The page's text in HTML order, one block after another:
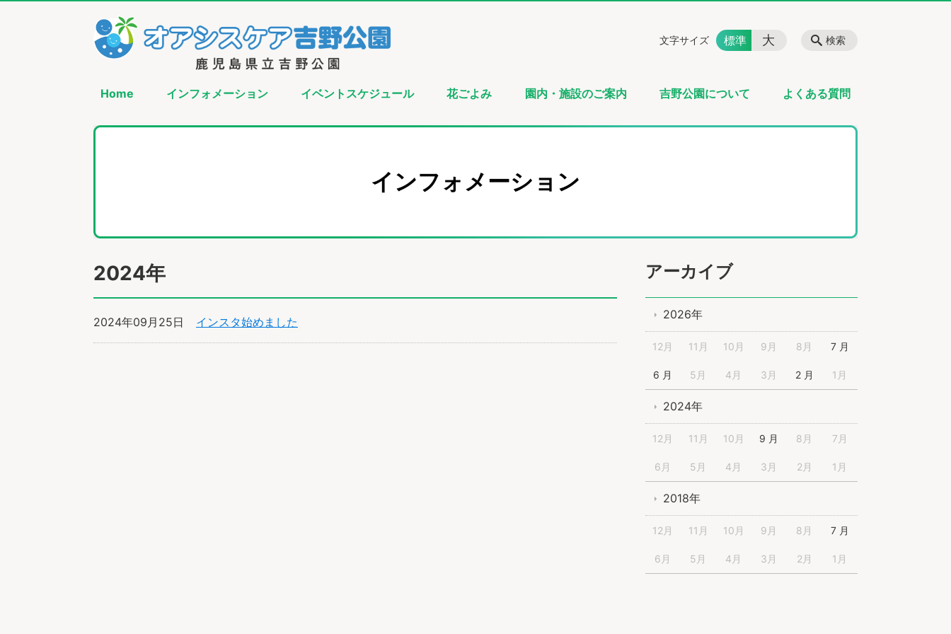
Home インフォメーション イベントスケジュール 花ごよみ 園内・施設のご案内 吉野公園について よくある質問
検索
文字サイズ 標準 大
インフォメーション
2024年
インスタ始めました
2024年09月25日
アーカイブ
2026年
12月 11月 10月 9月 8月 7 月
6 月 5月 4月 3月 2 月 1月
2024年
12月 11月 10月 9 月 8月 7月
6月 5月 4月 3月 2月 1月
2018年
12月 11月 10月 9月 8月 7 月
6月 5月 4月 3月 2月 1月